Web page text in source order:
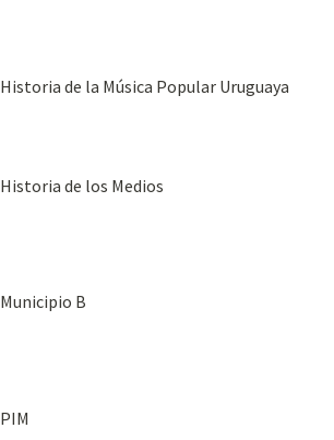
Historia de la Música Popular Uruguaya
Historia de los Medios
Municipio B
PIM